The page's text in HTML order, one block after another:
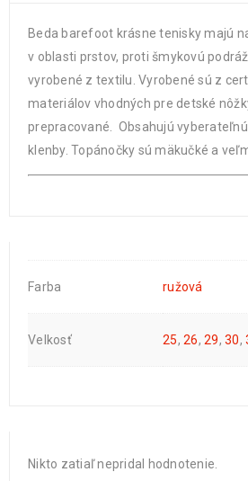
Beda barefoot krásne tenisky majú
v oblasti prstov, proti šmykovú
vyrobené z textilu. Vyrobené sú z
materiálov vhodných pre detské
prepracované. Obsahujú
klenby. Topánočky sú mäkučké a
Farba ružová
Velkosť 25, 26, 29, 30,
Nikto zatiaľ nepridal hodnotenie.